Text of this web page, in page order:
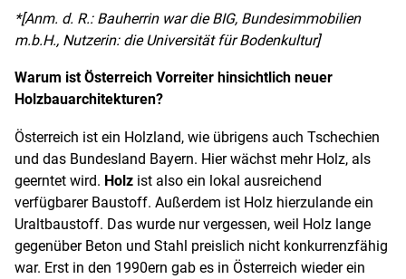
*[Anm. d. R.: Bauherrin war die BIG, Bundesimmobilien
m.b.H., Nutzerin: die Universität für Bodenkultur]
Warum ist Österreich Vorreiter hinsichtlich neuer
Holzbauarchitekturen?
Österreich ist ein Holzland, wie übrigens auch Tschechien
und das Bundesland Bayern. Hier wächst mehr Holz, als
geerntet wird. Holz ist also ein lokal ausreichend
verfügbarer Baustoff. Außerdem ist Holz hierzulande ein
Uraltbaustoff. Das wurde nur vergessen, weil Holz lange
gegenüber Beton und Stahl preislich nicht konkurrenzfähig
war. Erst in den 1990ern gab es in Österreich wieder ein